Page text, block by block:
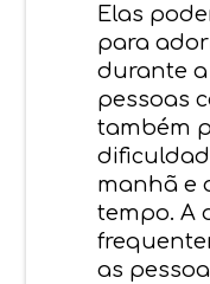
Elas
para
durante
pessoas
também
manhã e
tempo. A
as